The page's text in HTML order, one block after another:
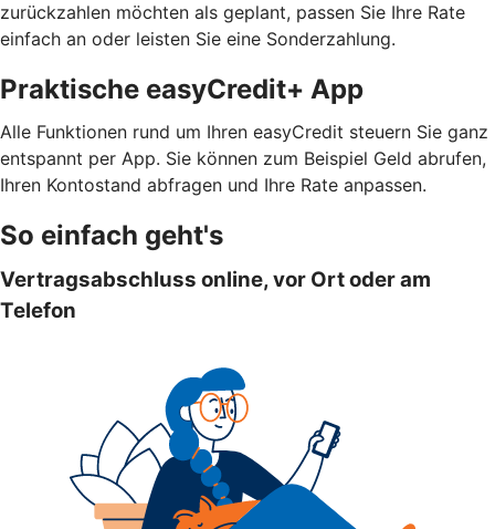
zurückzahlen möchten als geplant, passen Sie Ihre Rate
einfach an oder leisten Sie eine Sonderzahlung.
Praktische easyCredit+ App
Alle Funktionen rund um Ihren easyCredit steuern Sie ganz
entspannt per App. Sie können zum Beispiel Geld abrufen,
Ihren Kontostand abfragen und Ihre Rate anpassen.
So einfach geht's
Vertragsabschluss online, vor Ort oder am
Telefon